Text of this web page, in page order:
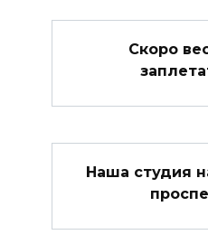
Скоро
Наша студия